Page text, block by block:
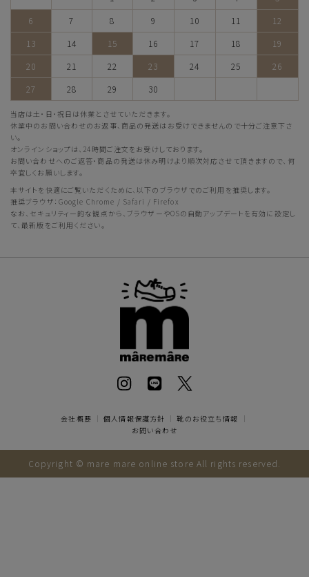
6
7 8 9 10 11
12
13
14 15 16 17 18
19
20
21 22 23 24 25
26
27
28 29 30
当店は土・日・祝日は休業とさせていただきます。
休業中のお問い合わせのお返事、商品の発送はお受けできませんので十分ご注意下さ
い。
オンラインショップは、24時間ご注文をお受けしております。
お問い合わせへのご返答・商品の発送は休み明けより順次対応させて頂きますので、何
卒宜しくお願いします。
本サイトを快適にご覧いただくために、以下のブラウザでのご利用を推奨します。
推奨ブラウザ：Google Chrome / Safari / Firefox
なお、セキュリティー的な観点から、ブラウザーやOSの自動アップデートを有効に設定し
て、最新版をご利用ください。
会社概要 ｜個人情報保護方針 ｜靴のお役立ち情報
｜
お問い合わせ
Copyright © mare mare online store All rights reserved.